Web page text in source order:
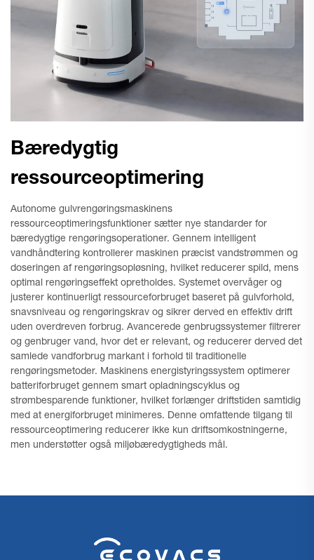
Bæredygtig
ressourceoptimering
Autonome gulvrengøringsmaskinens
ressourceoptimeringsfunktioner sætter nye standarder for
bæredygtige rengøringsoperationer. Gennem intelligent
vandhåndtering kontrollerer maskinen præcist vandstrømmen og
doseringen af rengøringsopløsning, hvilket reducerer spild, mens
optimal rengøringseffekt opretholdes. Systemet overvåger og
justerer kontinuerligt ressourceforbruget baseret på gulvforhold,
snavsniveau og rengøringskrav og sikrer derved en effektiv drift
uden overdreven forbrug. Avancerede genbrugssystemer filtrerer
og genbruger vand, hvor det er relevant, og reducerer derved det
samlede vandforbrug markant i forhold til traditionelle
rengøringsmetoder. Maskinens energistyringssystem optimerer
batteriforbruget gennem smart opladningscyklus og
strømbesparende funktioner, hvilket forlænger driftstiden samtidig
med at energiforbruget minimeres. Denne omfattende tilgang til
ressourceoptimering reducerer ikke kun driftsomkostningerne,
men understøtter også miljøbæredygtigheds mål.